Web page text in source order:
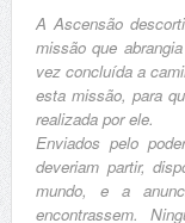
A Ascensão
missão que
vez concluída a
esta missão, para
realizada por ele.
Enviados pelo
deveriam partir,
mundo, e a
encontrassem.